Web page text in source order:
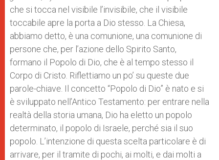
che si tocca nel visibile l’invisibile, che il visibile
toccabile apre la porta a Dio stesso. La Chiesa,
abbiamo detto, è una comunione, una comunione di
persone che, per l’azione dello Spirito Santo,
formano il Popolo di Dio, che è al tempo stesso il
Corpo di Cristo. Riflettiamo un po’ su queste due
parole-chiave. Il concetto “Popolo di Dio” è nato e si
è sviluppato nell’Antico Testamento: per entrare nella
realtà della storia umana, Dio ha eletto un popolo
determinato, il popolo di Israele, perché sia il suo
popolo. L’intenzione di questa scelta particolare è di
arrivare, per il tramite di pochi, ai molti, e dai molti a